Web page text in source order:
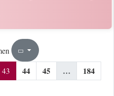
Seite43
43 44 45 …
184